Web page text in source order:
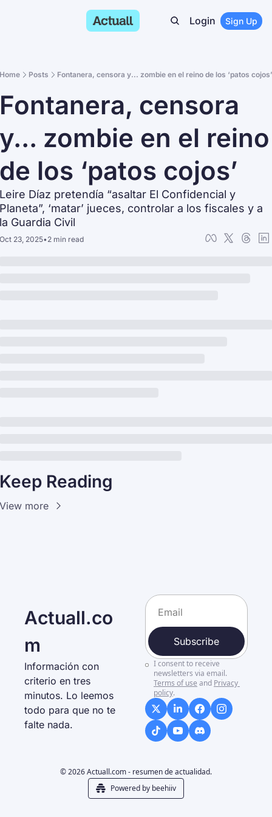
Login Sign Up
Home Posts Fontanera, censora y... zombie en el reino de los ‘patos cojos’
Fontanera, censora
y... zombie en el reino
de los ‘patos cojos’
Leire Díaz pretendía “asaltar El Confidencial y
Planeta”, ‘matar’ jueces, controlar a los fiscales y a
la Guardia Civil
Oct 23, 2025•2 min read
Keep Reading
View more
Actuall.co
m
Información con
criterio en tres
minutos. Lo leemos
todo para que no te
falte nada.
Subscribe
I consent to receive
newsletters via email.
Terms of use and Privacy
policy.
© 2026 Actuall.com - resumen de actualidad.
Powered by beehiiv